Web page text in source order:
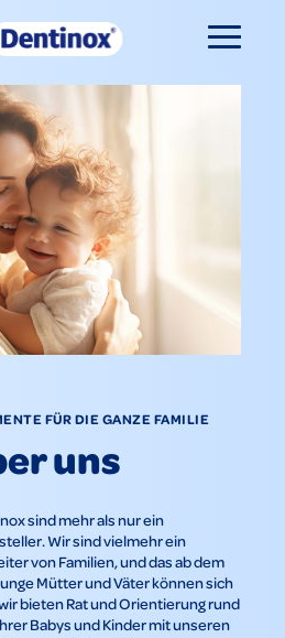
FÜR DIE GANZE FAMILIE
uns
sind mehr als nur ein
Wir sind vielmehr ein
von Familien, und das ab dem
Mütter und Väter können sich
bieten Rat und Orientierung rund
Babys und Kinder mit unseren